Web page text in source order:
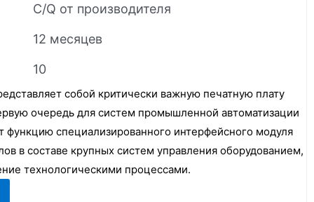
C/Q от производителя
12 месяцев
10
собой критически важную печатную плату
очередь для систем промышленной автоматизации
функцию специализированного интерфейсного модуля
в составе крупных систем управления оборудованием,
технологическими процессами.